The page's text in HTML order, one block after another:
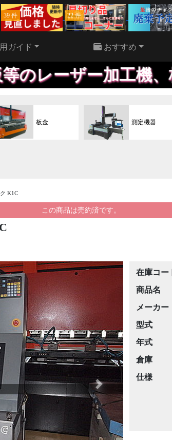
39 件 22 件
ガイド おすすめ
機、格安にて販
板金 測定機器
K1C
この商品は売約済です。
Next
在庫コー
商品名
メーカー
型式
年式
倉庫
仕様